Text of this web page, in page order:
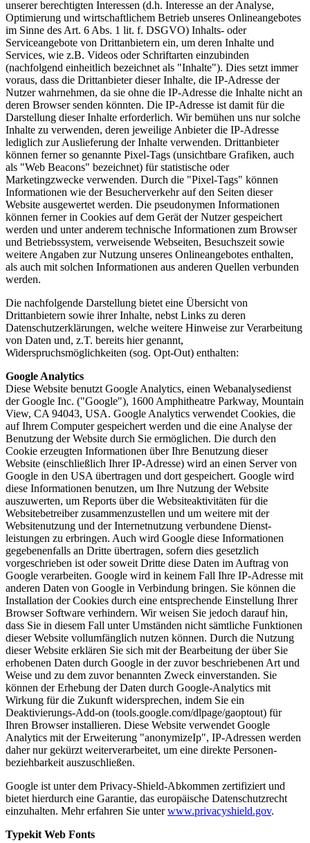
unserer berechtigten Interessen (d.h. Interesse an der Analyse,
Optimierung und wirtschaftlichem Betrieb unseres Online­angebotes
im Sinne des Art. 6 Abs. 1 lit. f. DSGVO) Inhalts- oder
Serviceangebote von Drittanbietern ein, um deren Inhalte und
Services, wie z.B. Videos oder Schriftarten einzubinden
(nachfolgend einheitlich bezeichnet als "Inhalte"). Dies setzt immer
voraus, dass die Drittanbieter dieser Inhalte, die IP-Adresse der
Nutzer wahrnehmen, da sie ohne die IP-Adresse die Inhalte nicht an
deren Browser senden könnten. Die IP-Adresse ist damit für die
Darstellung dieser Inhalte erforderlich. Wir bemühen uns nur solche
Inhalte zu verwenden, deren jeweilige Anbieter die IP-Adresse
lediglich zur Auslieferung der Inhalte verwenden. Drittanbieter
können ferner so genannte Pixel-Tags (unsichtbare Grafiken, auch
als "Web Beacons" bezeichnet) für statistische oder
Marketingzwecke verwenden. Durch die "Pixel-Tags" können
Informationen wie der Besucherverkehr auf den Seiten dieser
Website ausgewertet werden. Die pseudonymen Informationen
können ferner in Cookies auf dem Gerät der Nutzer gespeichert
werden und unter anderem technische Informationen zum Browser
und Betriebssystem, verweisende Webseiten, Besuchszeit sowie
weitere Angaben zur Nutzung unseres Onlineangebotes enthalten,
als auch mit solchen Informationen aus anderen Quellen verbunden
werden.
Die nachfolgende Darstellung bietet eine Übersicht von
Drittanbietern sowie ihrer Inhalte, nebst Links zu deren
Datenschutzerklärungen, welche weitere Hinweise zur Verarbeitung
von Daten und, z.T. bereits hier genannt,
Widerspruchsmöglichkeiten (sog. Opt-Out) enthalten:
Google Analytics
Diese Website benutzt Google Analytics, einen Web­analyse­dienst
der Google Inc. ("Google"), 1600 Amphitheatre Parkway, Mountain
View, CA 94043, USA. Google Analytics verwendet Cookies, die
auf Ihrem Computer gespeichert werden und die eine Analyse der
Benutzung der Website durch Sie ermög­lichen. Die durch den
Cookie erzeugten Informa­tionen über Ihre Benutzung dieser
Website (einschließlich Ihrer IP-Adresse) wird an einen Server von
Google in den USA über­tragen und dort gespeichert. Google wird
diese Informa­tionen benutzen, um Ihre Nutzung der Website
auszuwerten, um Reports über die Website­aktivitäten für die
Website­betreiber zusammen­zustellen und um weitere mit der
Website­nutzung und der Internet­nutzung verbundene Dienst­
leistungen zu erbringen. Auch wird Google diese Informationen
gegebenen­falls an Dritte übertragen, sofern dies gesetzlich
vorgeschrieben ist oder soweit Dritte diese Daten im Auftrag von
Google verarbeiten. Google wird in keinem Fall Ihre IP-Adresse mit
anderen Daten von Google in Verbindung bringen. Sie können die
Installation der Cookies durch eine ent­sprechende Ein­stellung Ihrer
Browser Software verhindern. Wir weisen Sie jedoch darauf hin,
dass Sie in diesem Fall unter Umständen nicht sämt­liche Funktionen
dieser Website vollum­fänglich nutzen können. Durch die Nutzung
dieser Website erklären Sie sich mit der Bearbeitung der über Sie
erhobenen Daten durch Google in der zuvor beschriebenen Art und
Weise und zu dem zuvor benannten Zweck einver­standen. Sie
können der Erhebung der Daten durch Google-Analytics mit
Wirkung für die Zukunft wider­sprechen, indem Sie ein
Deaktivierungs-Add-on (tools.google.com/dlpage/gaoptout) für
Ihren Browser installieren. Diese Website verwendet Google
Analytics mit der Erweiterung "anonymizeIp", IP-Adressen werden
daher nur gekürzt weiter­ver­arbeitet, um eine direkte Personen­
bezieh­bar­keit auszu­schließen.
Google ist unter dem Privacy-Shield-Abkommen zertifiziert und
bietet hierdurch eine Garantie, das europäische Datenschutzrecht
einzuhalten. Mehr erfahren Sie unterwww.privacyshield.gov.
Typekit Web Fonts